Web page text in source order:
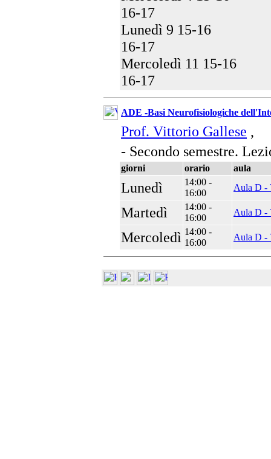
16-17
Lunedì 9 15-16
16-17
Mercoledì 11 15-16
16-17
ADE -Basi Neurofisiologiche
Prof. Vittorio Gallese ,
- Secondo semestre.
giorni orario aula
Lunedì
14:00 -
16:00
Aula D -
Martedì
14:00 -
16:00
Aula D -
Mercoledì 14:00 -
16:00
Aula D -